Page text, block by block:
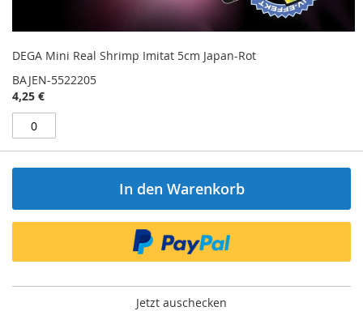
DEGA Mini Real Shrimp Imitat 5cm Japan-Rot
BAJEN-5522205
4,25 €
In den Warenkorb
Jetzt auschecken